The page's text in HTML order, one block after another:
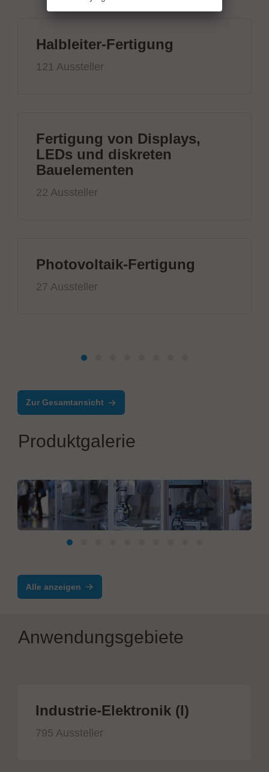
Halbleiter-Fertigung
121 Aussteller
Fertigung von Displays,
LEDs und diskreten
Bauelementen
22 Aussteller
Photovoltaik-Fertigung
27 Aussteller
Zur Gesamtansicht
Produktgalerie
Alle anzeigen
Anwendungsgebiete
Industrie-Elektronik (I)
795 Aussteller